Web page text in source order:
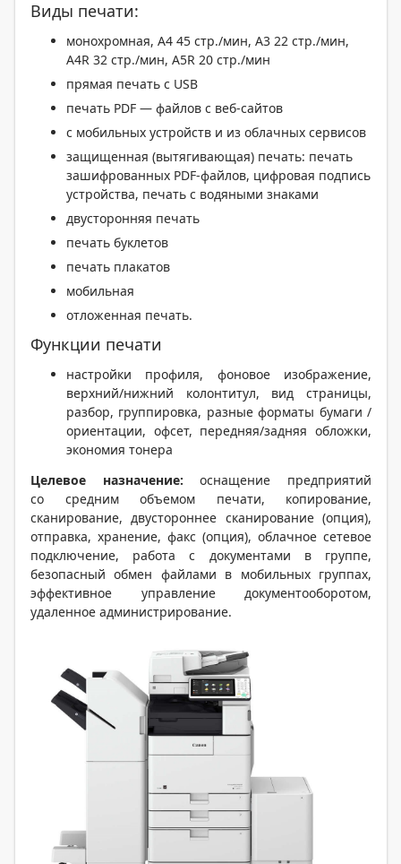
Виды печати:
монохромная, А4 45 стр./мин, A3 22 стр./мин,
A4R 32 стр./мин, A5R 20 стр./мин
прямая печать с USB
печать PDF — файлов с веб-сайтов
с мобильных устройств и из облачных сервисов
защищенная (вытягивающая) печать: печать
зашифрованных PDF-файлов, цифровая подпись
устройства, печать с водяными знаками
двусторонняя печать
печать буклетов
печать плакатов
мобильная
отложенная печать.
Функции печати
настройки профиля, фоновое изображение,
верхний/нижний колонтитул, вид страницы,
разбор, группировка, разные форматы бумаги /
ориентации, офсет, передняя/задняя обложки,
экономия тонера
Целевое назначение: оснащение предприятий
со средним объемом печати, копирование,
сканирование, двустороннее сканирование (опция),
отправка, хранение, факс (опция), облачное сетевое
подключение, работа с документами в группе,
безопасный обмен файлами в мобильных группах,
эффективное управление документооборотом,
удаленное администрирование.